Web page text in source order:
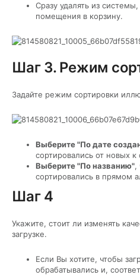
Сразу удалять из
помещения в корзину.
Шаг 3. Режим
Задайте режим сортировки
Выберите "По дате
сортировались от новых к
Выберите "По названию",
сортировались в прямом
Шаг 4
Укажите, стоит ли изменять
загрузке.
Если Вы хотите, чтобы
обрабатывались и,